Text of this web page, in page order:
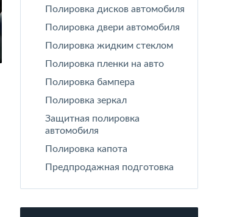
Полировка дисков автомобиля
Полировка двери автомобиля
Полировка жидким стеклом
Полировка пленки на авто
Полировка бампера
Полировка зеркал
Защитная полировка
автомобиля
Полировка капота
Предпродажная подготовка